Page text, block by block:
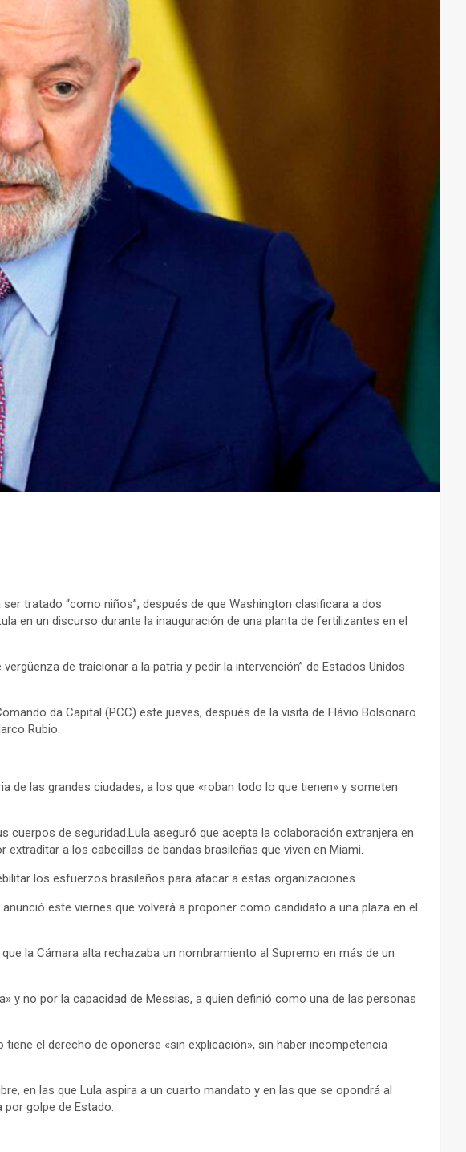
tratado “como niños”, después de que Washington clasificara a dos
en un discurso durante la inauguración de una planta de fertilizantes en el
de traicionar a la patria y pedir la intervención” de Estados Unidos
da Capital (PCC) este jueves, después de la visita de Flávio Bolsonaro
Rubio.
de las grandes ciudades, a los que «roban todo lo que tienen» y someten
de seguridad.Lula aseguró que acepta la colaboración extranjera en
a los cabecillas de bandas brasileñas que viven en Miami.
los esfuerzos brasileños para atacar a estas organizaciones.
este viernes que volverá a proponer como candidato a una plaza en el
la Cámara alta rechazaba un nombramiento al Supremo en más de un
y no por la capacidad de Messias, a quien definió como una de las personas
el derecho de oponerse «sin explicación», sin haber incompetencia
en las que Lula aspira a un cuarto mandato y en las que se opondrá al
golpe de Estado.